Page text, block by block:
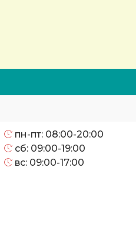
пн-пт: 08:00-20:00
сб: 09:00-19:00
вс: 09:00-17:00